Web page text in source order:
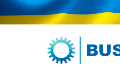
Язык магазина
Выберите
Русский